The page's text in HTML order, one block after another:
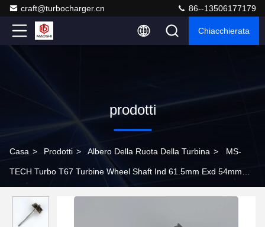
craft@turbocharger.cn 86--13506177179
Chiacchierata
prodotti
Casa > Prodotti > Albero Della Ruota Della Turbina > MS-
TECH Turbo T67 Turbine Wheel Shaft Ind 61.5mm Exd 54mm